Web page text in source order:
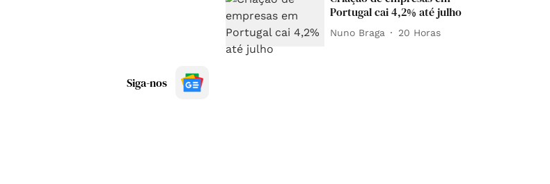
Siga-nos
Portugal cai 4,2% até julho
Nuno Braga 20 Horas